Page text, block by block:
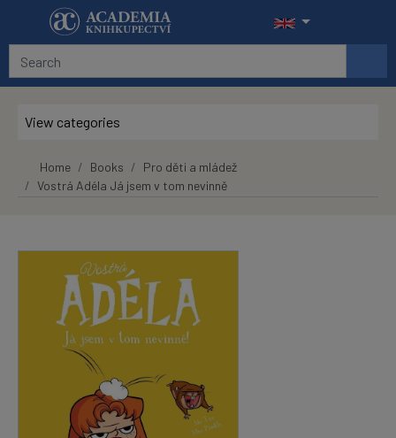
Skip to main content
View categories
Home Books
Pro děti a mládež
Vostrá Adéla Já jsem v tom nevinně